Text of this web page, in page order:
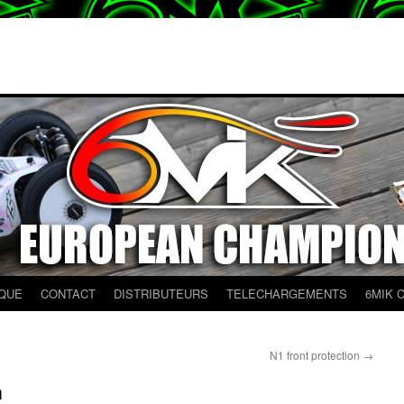
CONTACT DISTRIBUTEURS TELECHARGEMENTS 6MIK
N1 front protection →